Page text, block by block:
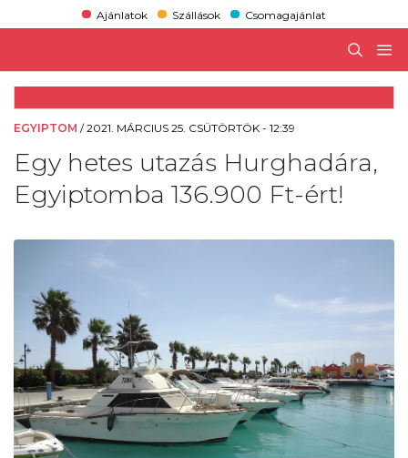
Ajánlatok Szállások Csomagajánlat
EGYIPTOM /2021. MÁRCIUS 25. CSÜTÖRTÖK - 12:39
Egy hetes utazás Hurghadára,
Egyiptomba 136.900 Ft-ért!